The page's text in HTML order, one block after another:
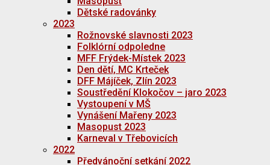
Dětské radovánky
2023
Rožnovské slavnosti 2023
Folklórní odpoledne
MFF Frýdek-Místek 2023
Den dětí, MC Krteček
DFF Májíček, Zlín 2023
Soustředění Klokočov – jaro 2023
Vystoupení v MŠ
Vynášení Mařeny 2023
Masopust 2023
Karneval v Třebovicích
2022
Předvánoční setkání 2022